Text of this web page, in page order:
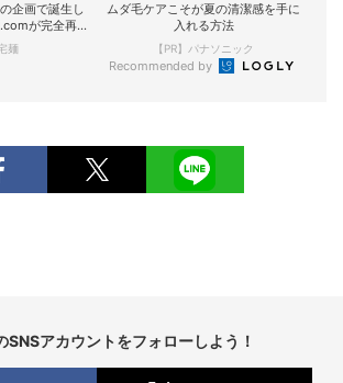
企画で誕生し
が完全再
麺
ムダ毛ケアこそが夏の清潔感を手に
入れる方法
【PR】パナソニック
Recommended by
SNSアカウントをフォローしよう！